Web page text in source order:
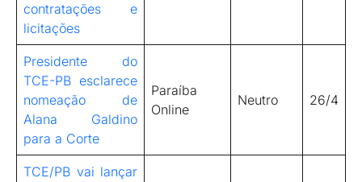
contratações e
licitações
Presidente do
TCE-PB esclarece
nomeação de
Alana Galdino
para a Corte
Paraíba
Online
Neutro 26/4
TCE/PB vai lançar